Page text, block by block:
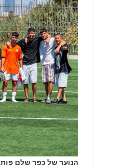
הנוער של כפר שלם